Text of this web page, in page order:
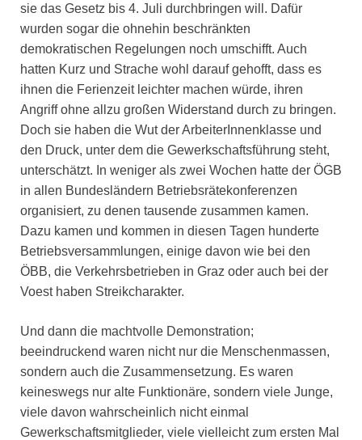
sie das Gesetz bis 4. Juli durchbringen will. Dafür
wurden sogar die ohnehin beschränkten
demokratischen Regelungen noch umschifft. Auch
hatten Kurz und Strache wohl darauf gehofft, dass es
ihnen die Ferienzeit leichter machen würde, ihren
Angriff ohne allzu großen Widerstand durch zu bringen.
Doch sie haben die Wut der ArbeiterInnenklasse und
den Druck, unter dem die Gewerkschaftsführung steht,
unterschätzt. In weniger als zwei Wochen hatte der ÖGB
in allen Bundesländern Betriebsrätekonferenzen
organisiert, zu denen tausende zusammen kamen.
Dazu kamen und kommen in diesen Tagen hunderte
Betriebsversammlungen, einige davon wie bei den
ÖBB, die Verkehrsbetrieben in Graz oder auch bei der
Voest haben Streikcharakter.
Und dann die machtvolle Demonstration;
beeindruckend waren nicht nur die Menschenmassen,
sondern auch die Zusammensetzung. Es waren
keineswegs nur alte Funktionäre, sondern viele Junge,
viele davon wahrscheinlich nicht einmal
Gewerkschaftsmitglieder, viele vielleicht zum ersten Mal